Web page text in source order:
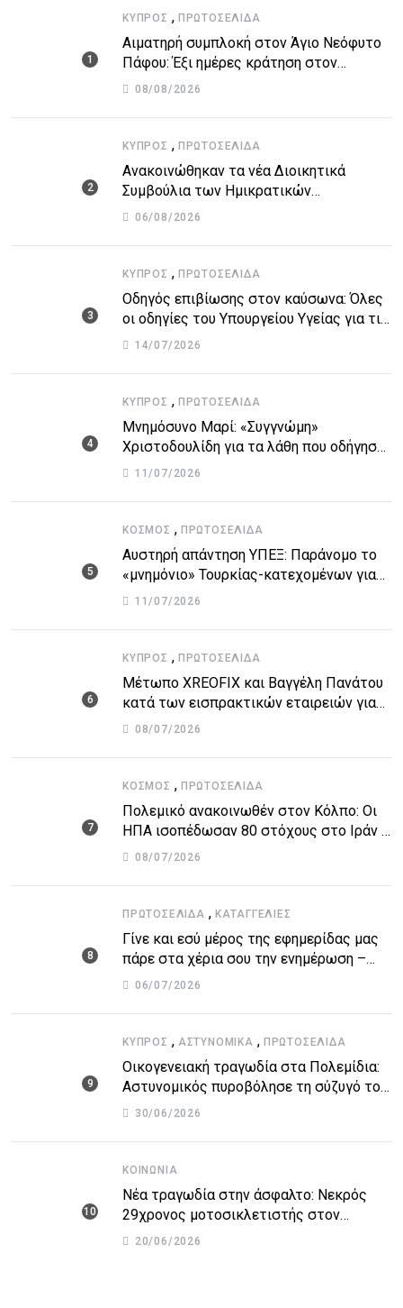
ΚΎΠΡΟΣ , ΠΡΩΤΟΣΈΛΙΔΑ
Αιματηρή συμπλοκή στον Άγιο Νεόφυτο
Πάφου: Έξι ημέρες κράτηση στον
51χρονο μοναχό
08/08/2026
ΚΎΠΡΟΣ , ΠΡΩΤΟΣΈΛΙΔΑ
Ανακοινώθηκαν τα νέα Διοικητικά
Συμβούλια των Ημικρατικών
Οργανισμών – Όλη η λίστα με τα
06/08/2026
ΚΎΠΡΟΣ , ΠΡΩΤΟΣΈΛΙΔΑ
Οδηγός επιβίωσης στον καύσωνα: Όλες
οι οδηγίες του Υπουργείου Υγείας για τις
υψηλές θερμοκρασίες
14/07/2026
ΚΎΠΡΟΣ , ΠΡΩΤΟΣΈΛΙΔΑ
Μνημόσυνο Μαρί: «Συγγνώμη»
Χριστοδουλίδη για τα λάθη που οδήγησαν
στην τραγωδία
11/07/2026
ΚΌΣΜΟΣ , ΠΡΩΤΟΣΈΛΙΔΑ
Αυστηρή απάντηση ΥΠΕΞ: Παράνομο το
«μνημόνιο» Τουρκίας-κατεχομένων για
τον υποθαλάσσιο αγωγό
11/07/2026
ΚΎΠΡΟΣ , ΠΡΩΤΟΣΈΛΙΔΑ
Μέτωπο XREOFIX και Βαγγέλη Πανάτου
κατά των εισπρακτικών εταιρειών για
την προστασία των δανειοληπτών
08/07/2026
ΚΌΣΜΟΣ , ΠΡΩΤΟΣΈΛΙΔΑ
Πολεμικό ανακοινωθέν στον Κόλπο: Οι
ΗΠΑ ισοπέδωσαν 80 στόχους στο Ιράν –
Μπαράζ επιθέσεων σε αμερικανικές
08/07/2026
ΠΡΩΤΟΣΈΛΙΔΑ , ΚΑΤΑΓΓΕΛΙΕΣ
Γίνε και εσύ μέρος της εφημερίδας μας
πάρε στα χέρια σου την ενημέρωση –
στείλε το δικό σου άρθρο την δική σου
06/07/2026
ΚΎΠΡΟΣ , ΑΣΤΥΝΟΜΙΚΆ , ΠΡΩΤΟΣΈΛΙΔΑ
Οικογενειακή τραγωδία στα Πολεμίδια:
Αστυνομικός πυροβόλησε τη σύζυγό του
και αυτοκτόνησε
30/06/2026
ΚΟΙΝΩΝΊΑ
Νέα τραγωδία στην άσφαλτο: Νεκρός
29χρονος μοτοσικλετιστής στον
αυτοκινητόδρομο Πάφου – Λεμεσού
20/06/2026